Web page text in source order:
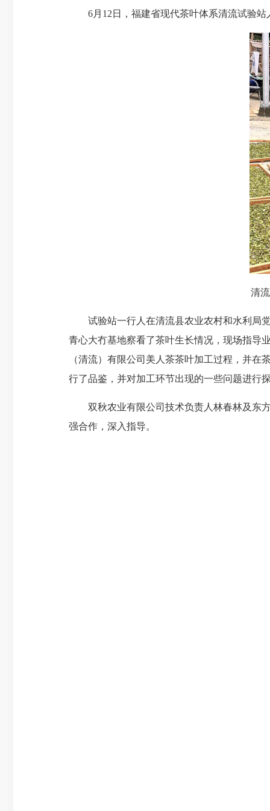
6月12日 ，福建省现代茶叶体系清流试验站
清
试验站一行人在清流县农业农村和水利局
青心大冇基地察看了茶叶生长情况，现场指导
（清流）有限公司美人茶茶叶加工过程 ，并在
行了品鉴，并对加工环节出现的一些问题进行
双秋农业有限公司 技术负责人林春林及东
强合作，深入指导。